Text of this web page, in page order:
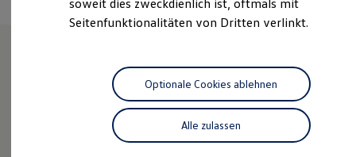
Driving Experience
Volkswagen entdecken
Lifestyle Shop
T-Roc Kollektion
Golf Kollektion
ID. Kollektion
Volkswagen Kollektion
R-Kollektion
Wie können wir
Ihnen weiterhelfen?
soweit dies zweckdienlich ist, oftmals mit
Seitenfunktionalitäten von Dritten verlinkt.
Alle zulassen
Optionale Cookies ablehnen